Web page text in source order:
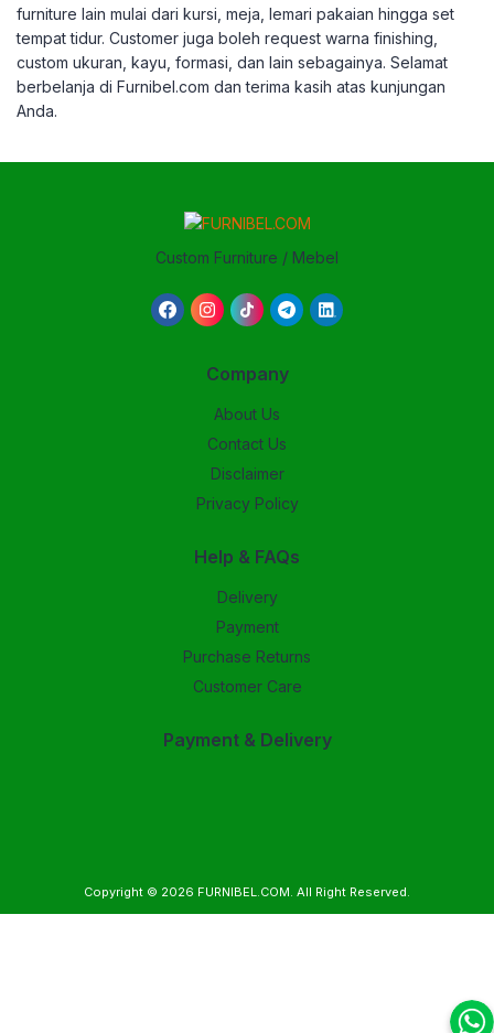
furniture lain mulai dari kursi, meja, lemari pakaian hingga set
tempat tidur. Customer juga boleh request warna finishing,
custom ukuran, kayu, formasi, dan lain sebagainya. Selamat
berbelanja di Furnibel.com dan terima kasih atas kunjungan
Anda.
Custom Furniture / Mebel
Company
About Us
Contact Us
Disclaimer
Privacy Policy
Help & FAQs
Delivery
Payment
Purchase Returns
Customer Care
Payment & Delivery
Copyright © 2026 FURNIBEL.COM. All Right Reserved.